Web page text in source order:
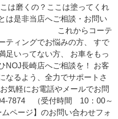
は磨くの？ここは塗ってくれ
は是非当店へご相談・お問い
からコーテ
ティングでお悩みの方、 すで
足いってない方、 お車をもっ
NOJ長崎店へご相談を！ お客
なるよう、全力でサポートさ
気軽にお電話やメールでお問
7874 （受付時間 10：00～
ページ】のお問い合わせフォ